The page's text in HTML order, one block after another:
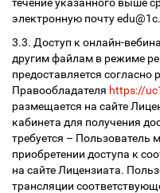
электронную почту
3.3. Доступ к онлайн-
другим файлам в режиме
предоставляется согласно
Правообладателя https://
размещается на сайте
кабинета для получения
требуется – Пользователь
приобретении доступа к
на сайте Лицензиата.
трансляции